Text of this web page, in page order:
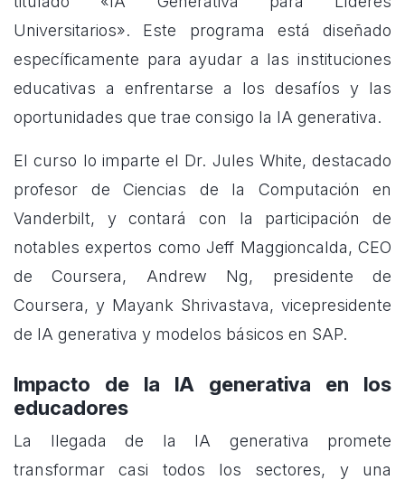
Universitarios». Este programa está diseñado
específicamente para ayudar a las instituciones
educativas a enfrentarse a los desafíos y las
oportunidades que trae consigo la IA generativa.
El curso lo imparte el Dr. Jules White, destacado
profesor de Ciencias de la Computación en
Vanderbilt, y contará con la participación de
notables expertos como Jeff Maggioncalda, CEO
de Coursera, Andrew Ng, presidente de
Coursera, y Mayank Shrivastava, vicepresidente
de IA generativa y modelos básicos en SAP.
Impacto de la IA generativa en los
educadores
La llegada de la IA generativa promete
transformar casi todos los sectores, y una